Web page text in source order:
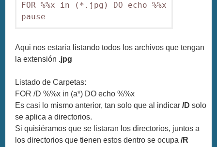
FOR %%x in (*.jpg) DO echo %%x
pause
Aqui nos estaria listando todos los archivos que tengan
la extensión .jpg
Listado de Carpetas:
FOR /D %%x in (a*) DO echo %%x
Es casi lo mismo anterior, tan solo que al indicar/D solo
se aplica a directorios.
Si quisiéramos que se listaran los directorios, juntos a
los directorios que tienen estos dentro se ocupa /R